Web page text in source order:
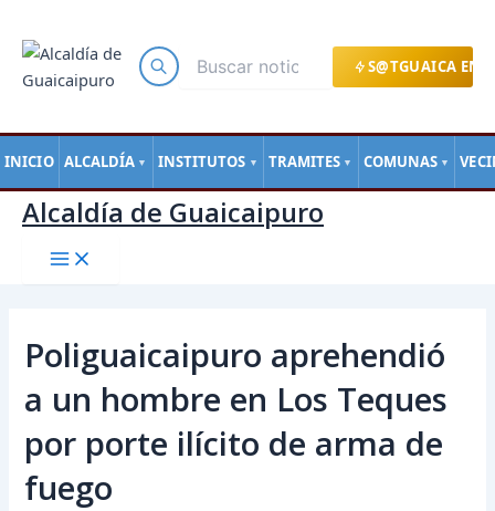
S@TGUAICA EN
INICIO ALCALDÍA ▼ INSTITUTOS ▼ TRAMITES ▼ COMUNAS ▼
contenido
Alcaldía de Guaicaipuro
Poliguaicaipuro aprehendió
a un hombre en Los Teques
por porte ilícito de arma de
fuego
de
entradas